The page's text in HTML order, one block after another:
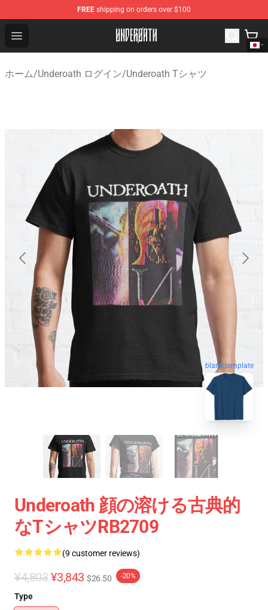
FREE shipping on orders over $100
Open menu
Underoath Store - Official Underoath Merchandise Shop
ホーム/Underoath ログイン/Underoath Tシャツ
blank template
Underoath 顔の溶ける古典的
なTシャツRB2709
(9 customer reviews)
¥4,803 ¥3,843 $26.50 -20%
Type